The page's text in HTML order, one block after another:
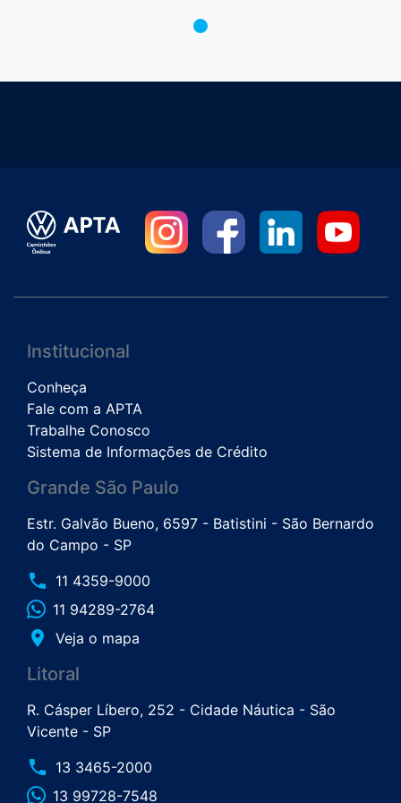
Institucional
Conheça
Fale com a APTA
Trabalhe Conosco
Sistema de Informações de Crédito
Grande São Paulo
Estr. Galvão Bueno, 6597 - Batistini - São Bernardo
do Campo - SP
phone 11 4359-9000
11 94289-2764
place Veja o mapa
Litoral
R. Cásper Líbero, 252 - Cidade Náutica - São
Vicente - SP
phone 13 3465-2000
13 99728-7548